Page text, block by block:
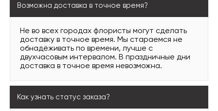
Возможна доставка в точное время?
Не во всех городах флористы могут сделать
доставку в точное время. Мы стараемся не
обнадёживать по времени, лучше с
двухчасовым интервалом. В праздничные дни
доставка в точное время невозможна.
Как узнать статус заказа?